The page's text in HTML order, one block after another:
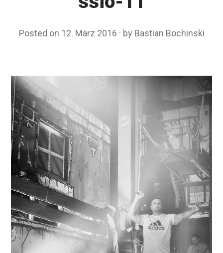
Posted on 12. März 2016 by Bastian Bochinski